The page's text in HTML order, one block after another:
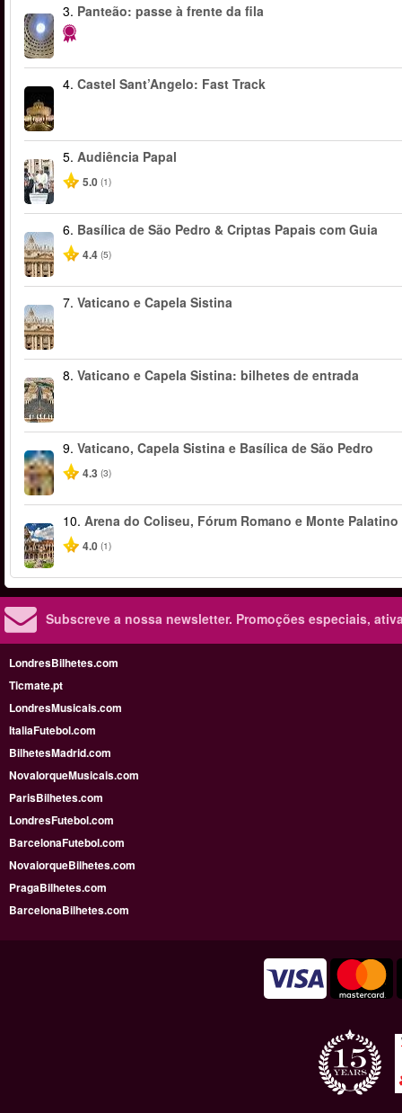
3. Panteão: passe à frente da fila
4. Castel Sant’Angelo: Fast Track
5. Audiência Papal
5.0 (1)
6. Basílica de São Pedro & Criptas Papais com Guia
4.4 (5)
7. Vaticano e Capela Sistina
8. Vaticano e Capela Sistina: bilhetes de entrada
9. Vaticano, Capela Sistina e Basílica de São Pedro
4.3 (3)
10. Arena do Coliseu, Fórum Romano e Monte Palatino
4.0 (1)
Subscreve a nossa newsletter. Promoções especiais,
LondresBilhetes.com
Ticmate.pt
LondresMusicais.com
ItaliaFutebol.com
BilhetesMadrid.com
NovaIorqueMusicais.com
ParisBilhetes.com
LondresFutebol.com
BarcelonaFutebol.com
NovaiorqueBilhetes.com
PragaBilhetes.com
BarcelonaBilhetes.com